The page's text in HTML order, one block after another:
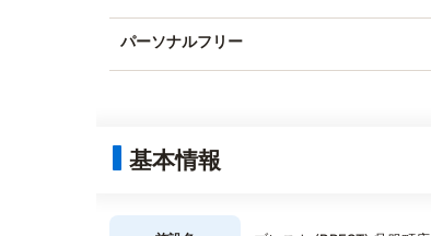
パーソナルフリー
基本情報